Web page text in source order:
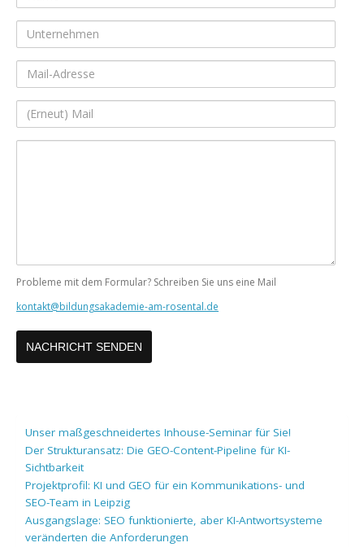
Unternehmen
Mail-
Adresse
(Erneut)
Mail
Probleme mit dem Formular? Schreiben Sie uns eine Mail
kontakt@bildungsakademie-am-rosental.de
Unser maßgeschneidertes Inhouse-Seminar für Sie!
Der Strukturansatz: Die GEO-Content-Pipeline für KI-
Sichtbarkeit
Projektprofil: KI und GEO für ein Kommunikations- und
SEO-Team in Leipzig
Ausgangslage: SEO funktionierte, aber KI-Antwortsysteme
veränderten die Anforderungen